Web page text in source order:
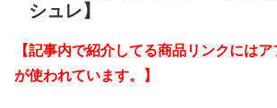
シュレ】
【記事内で紹介してる商品リンクには
が使われています。】